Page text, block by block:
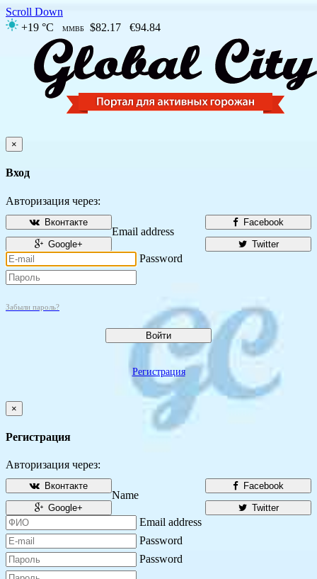
Scroll Down
+19 °C
ММВБ $82.17 €94.84
×
Вход
Авторизация через:
Facebook
Вконтакте
Twitter
Google+
Email address
Password
Забыли пароль?
Войти
Регистрация
×
Регистрация
Авторизация через:
Facebook
Вконтакте
Twitter
Google+
Name
Email address
Password
Password